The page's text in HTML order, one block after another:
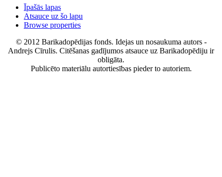
Īpašās lapas
Atsauce uz šo lapu
Browse properties
© 2012 Barikadopēdijas fonds. Idejas un nosaukuma autors -
Andrejs Cīrulis. Citēšanas gadījumos atsauce uz Barikadopēdiju ir
obligāta.
Publicēto materiālu autortiesības pieder to autoriem.